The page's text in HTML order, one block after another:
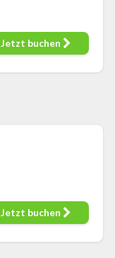
Jetzt buchen
Jetzt buchen